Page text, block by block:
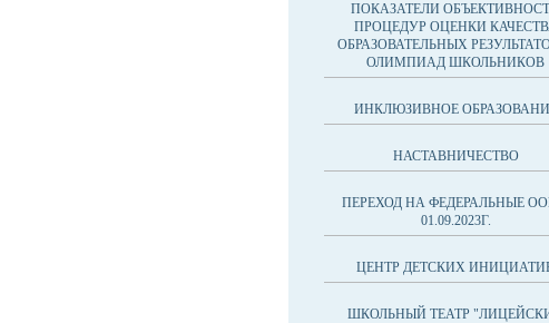
ПОКАЗАТЕЛИ
ПРОЦЕДУР ОЦЕНКИ
ОБРАЗОВАТЕЛЬНЫХ
ОЛИМПИАД ШКОЛЬНИКОВ
ИНКЛЮЗИВНОЕ
НАСТАВНИЧЕСТВО
ПЕРЕХОД НА ФЕДЕРАЛЬНЫЕ
01.09.2023Г.
ЦЕНТР ДЕТСКИХ
ШКОЛЬНЫЙ ТЕАТР